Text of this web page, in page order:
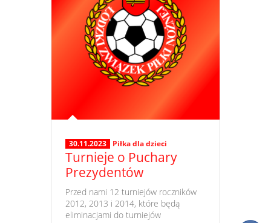
30.11.2023 Piłka dla dzieci
Turnieje o Puchary
Prezydentów
​ Przed nami 12 turniejów roczników
2012, 2013 i 2014, które będą
eliminacjami do turniejów